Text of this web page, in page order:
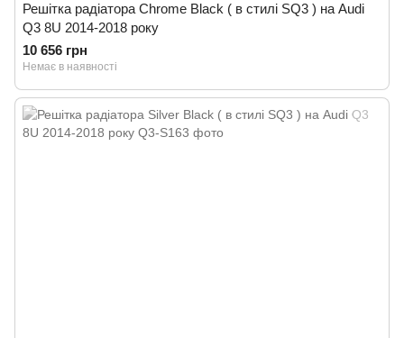
Решітка радіатора Chrome Black ( в стилі SQ3 ) на Audi
Q3 8U 2014-2018 року
10 656 грн
Немає в наявності